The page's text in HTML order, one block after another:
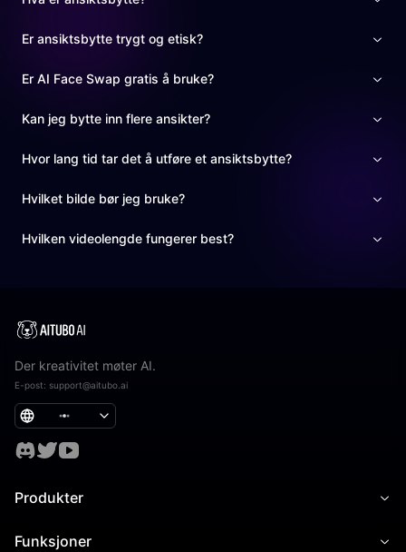
Er ansiktsbytte trygt og etisk?
Er AI Face Swap gratis å bruke?
Kan jeg bytte inn flere ansikter?
Hvor lang tid tar det å utføre et ansiktsbytte?
Hvilket bilde bør jeg bruke?
Hvilken videolengde fungerer best?
Der kreativitet møter AI.
E-post: support@aitubo.ai
Produkter
Funksjoner